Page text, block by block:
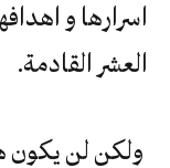
اسرارها و
العشر القادمة.
ولكن لن يكون